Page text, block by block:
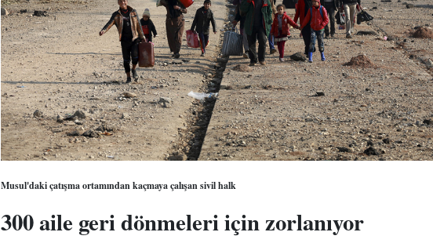
Musul'daki çatışma ortamından kaçmaya çalışan sivil halk
300 aile geri dönmeleri için zorlanıyor